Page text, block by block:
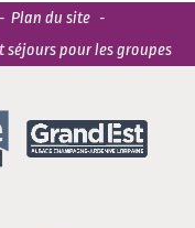
Plan du site
séjours pour les groupes